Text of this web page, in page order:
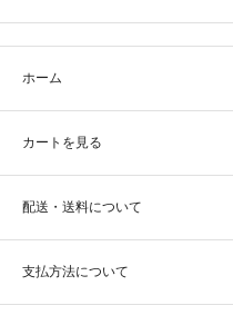
ホーム
カートを見る
配送・送料について
支払方法について